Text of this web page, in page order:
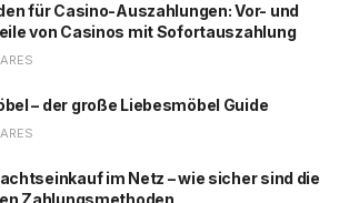
für Casino-Auszahlungen: Vor- und
von Casinos mit Sofortauszahlung
– der große Liebesmöbel Guide
im Netz – wie sicher sind die